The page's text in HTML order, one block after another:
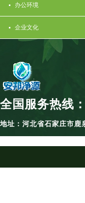
办公环境
企业文化
全国服务热线
地址：河北省石家庄市鹿